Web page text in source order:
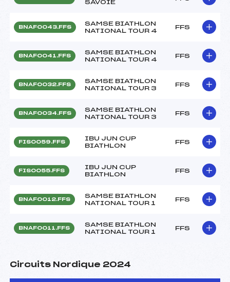
SAVOIE
BNAF0043.FFS
SAMSE BIATHLON
NATIONAL TOUR 4
FFS
BNAF0041.FFS
SAMSE BIATHLON
NATIONAL TOUR 4
FFS
BNAF0032.FFS
SAMSE BIATHLON
NATIONAL TOUR 3
FFS
BNAF0034.FFS
SAMSE BIATHLON
NATIONAL TOUR 3
FFS
FIS0059.FFS
IBU JUN CUP
BIATHLON
FFS
FIS0055.FFS
IBU JUN CUP
BIATHLON
FFS
BNAF0012.FFS
SAMSE BIATHLON
NATIONAL TOUR 1
FFS
BNAF0011.FFS
SAMSE BIATHLON
NATIONAL TOUR 1
FFS
Circuits Nordique 2024